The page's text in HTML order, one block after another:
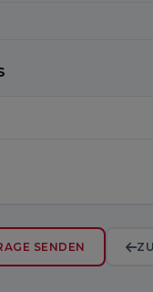
SENDEN